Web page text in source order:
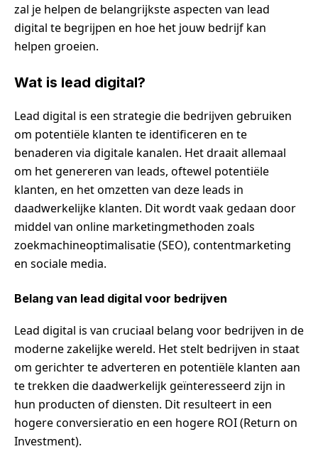
zal je helpen de belangrijkste aspecten van lead
digital te begrijpen en hoe het jouw bedrijf kan
helpen groeien.
Wat is lead digital?
Lead digital is een strategie die bedrijven gebruiken
om potentiële klanten te identificeren en te
benaderen via digitale kanalen. Het draait allemaal
om het genereren van leads, oftewel potentiële
klanten, en het omzetten van deze leads in
daadwerkelijke klanten. Dit wordt vaak gedaan door
middel van online marketingmethoden zoals
zoekmachineoptimalisatie (SEO), contentmarketing
en sociale media.
Belang van lead digital voor bedrijven
Lead digital is van cruciaal belang voor bedrijven in de
moderne zakelijke wereld. Het stelt bedrijven in staat
om gerichter te adverteren en potentiële klanten aan
te trekken die daadwerkelijk geïnteresseerd zijn in
hun producten of diensten. Dit resulteert in een
hogere conversieratio en een hogere ROI (Return on
Investment).